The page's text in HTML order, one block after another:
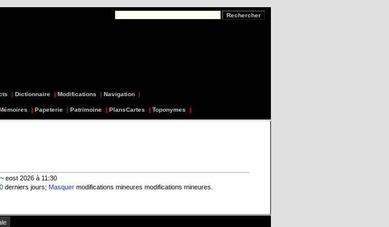
| Dictionnaire | Modifications | Navigation |
| Papeterie | Patrimoine | PlansCartes | Toponymes |
eost 2026 à 11:30
derniers jours; Masquer modifications mineures modifications mineures.